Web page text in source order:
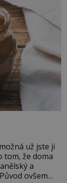
už jste ji
tom, že doma
a
ovšem